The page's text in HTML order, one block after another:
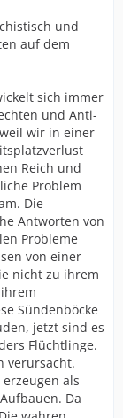
und
auf dem
sich immer
und Anti-
wir in einer
Reich und
Problem
Die
Antworten von
Probleme
von einer
nicht zu ihrem
Sündenböcke
jetzt sind es
Flüchtlinge.
verursacht.
als
Da